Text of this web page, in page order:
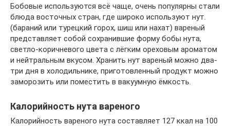
Бобовые используются всё чаще, очень популярны стали
блюда восточных стран, где широко используют нут.
(бараний или турецкий горох, шиш или нахат) вареный
представляет собой сохранившие форму бобы нута,
светло-коричневого цвета с лёгким ореховым ароматом
и нейтральным вкусом. Хранить нут вареный можно два-
три дня в холодильнике, приготовленный продукт можно
заморозить или поместить в вакуумную ёмкость.
Калорийность нута вареного
Калорийность вареного нута составляет 127 ккал на 100